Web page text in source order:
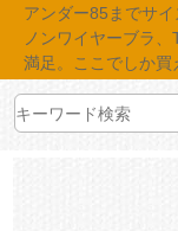
アンダー85までサ
ノンワイヤーブラ
満足。ここでしか